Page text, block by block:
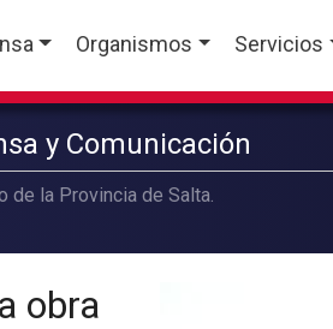
Organismos Servicios
y Comunicación
de la Provincia de Salta.
obra